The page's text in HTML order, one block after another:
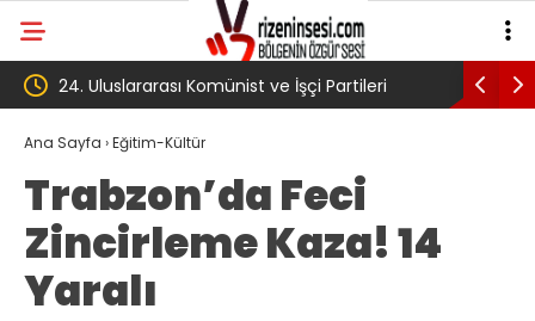
‘Çerçeve yasa’ kanun teklifi Adalet
Komisyonu’ndan geçti
Ana Sayfa ›Eğitim-Kültür
Trabzon’da Feci
Zincirleme Kaza! 14
Yaralı